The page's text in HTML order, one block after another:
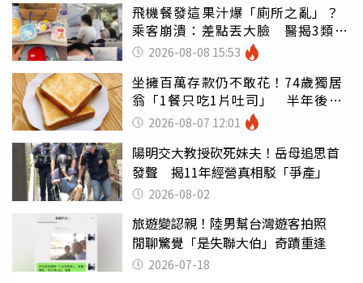
飛機餐發這果汁爆「廁所之亂」？
乘客崩潰：差點丟大臉 醫揭3類人
別亂喝
2026-08-08 15:53
坐擁百萬存款仍不敢花！74歲獨居
翁「1餐只吃1片吐司」 半年後暴
瘦嚇壞女兒
2026-08-07 12:01
陽明交大教授砍死妹夫！岳母追思首
發聲 揭11年經營真相駁「爭產」
2026-08-02
旅遊變認親！陸男幫台灣遊客拍照
閒聊驚覺「是失聯大伯」奇蹟重逢
2026-07-18